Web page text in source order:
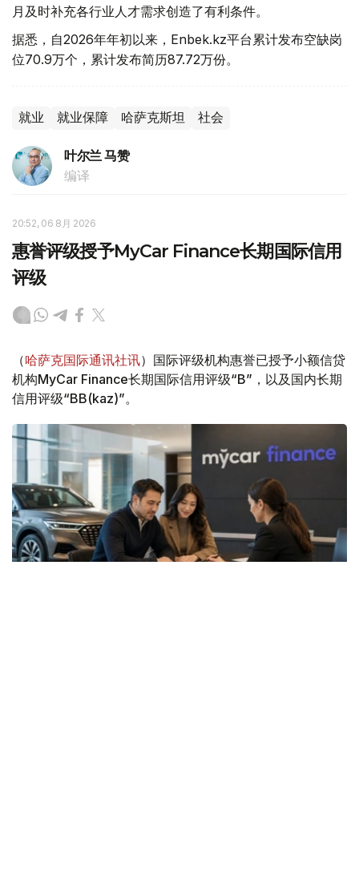
月及时补充各行业人才需求创造了有利条件。
据悉，自2026年年初以来，Enbek.kz平台累计发布空缺岗
位70.9万个，累计发布简历87.72万份。
就业 就业保障 哈萨克斯坦 社会
叶尔兰 马赞
编译
20:52, 06 8月 2026
惠誉评级授予MyCar Finance长期国际信用
评级
（哈萨克国际通讯社讯）国际评级机构惠誉已授予小额信贷
机构MyCar Finance长期国际信用评级“B”，以及国内长期
信用评级“BB(kaz)”。